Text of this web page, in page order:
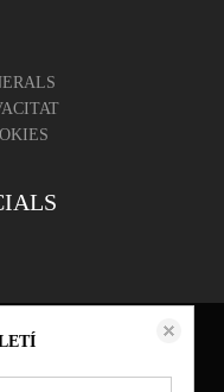
per habilitar la funcionalitat
paràmetres per defecte.